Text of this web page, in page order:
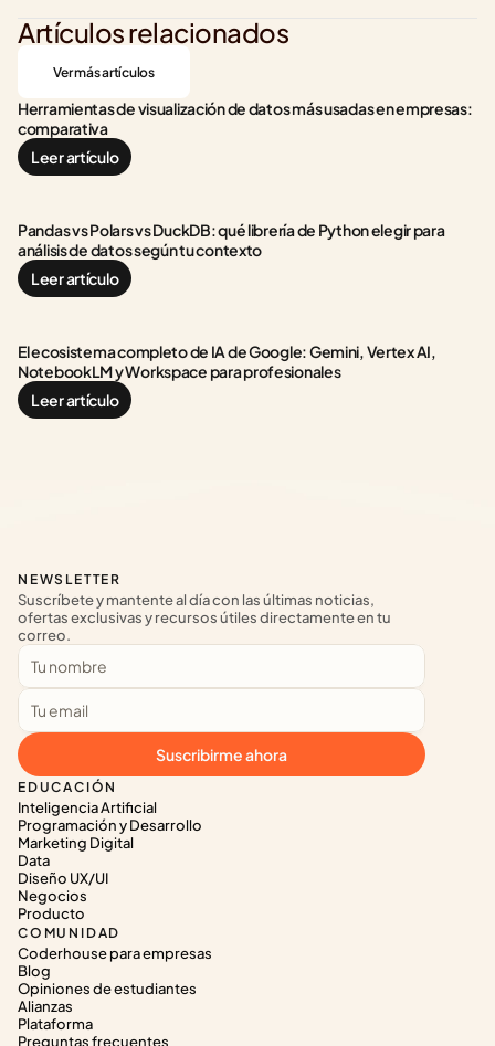
Artículos relacionados
Ver más artículos
Herramientas de visualización de datos más usadas en empresas:
comparativa
Leer artículo
Pandas vs Polars vs DuckDB: qué librería de Python elegir para
análisis de datos según tu contexto
Leer artículo
El ecosistema completo de IA de Google: Gemini, Vertex AI,
NotebookLM y Workspace para profesionales
Leer artículo
EDUCACIÓN
Inteligencia Artificial
Programación y Desarrollo
Marketing Digital
Data
Diseño UX/UI
Negocios
Producto
COMUNIDAD
Coderhouse para empresas
Blog
Opiniones de estudiantes
Alianzas
Plataforma
Preguntas frecuentes
NEWSLETTER
Suscríbete y mantente al día con las últimas noticias,
ofertas exclusivas y recursos útiles directamente en tu
correo.
Suscribirme ahora